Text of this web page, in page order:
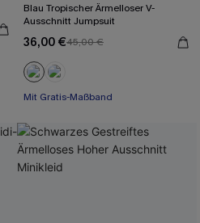
Blau Tropischer Ärmelloser V-
Ausschnitt Jumpsuit
36,00 €45,00 €
Mit Gratis-Maßband
Weites Bein